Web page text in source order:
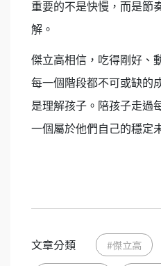
重要的不是快慢，而是節
解。
傑立高相信，吃得剛好、
每一個階段都不可或缺的
是理解孩子。陪孩子走過
一個屬於他們自己的穩定
文章分類 #傑立高